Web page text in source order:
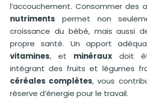
l’accouchement. Consommer des
nutriments permet non
croissance du bébé, mais aussi
propre santé. Un apport
vitamines, et minéraux doit
intégrant des fruits et légumes
céréales complètes, vous
réserve d’énergie pour le travail.